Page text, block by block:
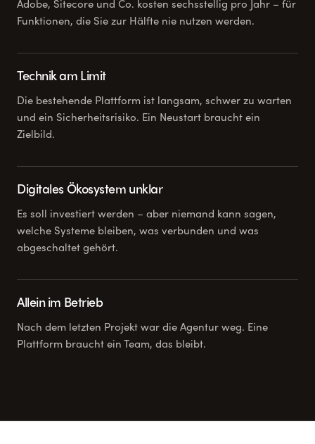
Adobe, Sitecore und Co. kosten sechsstellig pro Jahr – für
Funktionen, die Sie zur Hälfte nie nutzen werden.
Technik am Limit
Die bestehende Plattform ist langsam, schwer zu warten
und ein Sicherheitsrisiko. Ein Neustart braucht ein
Zielbild.
Digitales Ökosystem unklar
Es soll investiert werden – aber niemand kann sagen,
welche Systeme bleiben, was verbunden und was
abgeschaltet gehört.
Allein im Betrieb
Nach dem letzten Projekt war die Agentur weg. Eine
Plattform braucht ein Team, das bleibt.